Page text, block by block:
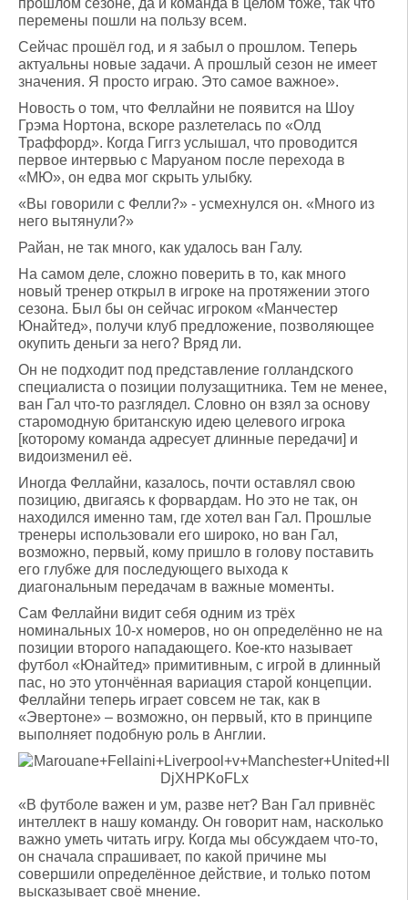
прошлом сезоне, да и команда в целом тоже, так что
перемены пошли на пользу всем.
Сейчас прошёл год, и я забыл о прошлом. Теперь
актуальны новые задачи. А прошлый сезон не имеет
значения. Я просто играю. Это самое важное».
Новость о том, что Феллайни не появится на Шоу
Грэма Нортона, вскоре разлетелась по «Олд
Траффорд». Когда Гиггз услышал, что проводится
первое интервью с Маруаном после перехода в
«МЮ», он едва мог скрыть улыбку.
«Вы говорили с Фелли?» - усмехнулся он. «Много из
него вытянули?»
Райан, не так много, как удалось ван Галу.
На самом деле, сложно поверить в то, как много
новый тренер открыл в игроке на протяжении этого
сезона. Был бы он сейчас игроком «Манчестер
Юнайтед», получи клуб предложение, позволяющее
окупить деньги за него? Вряд ли.
Он не подходит под представление голландского
специалиста о позиции полузащитника. Тем не менее,
ван Гал что-то разглядел. Словно он взял за основу
старомодную британскую идею целевого игрока
[которому команда адресует длинные передачи] и
видоизменил её.
Иногда Феллайни, казалось, почти оставлял свою
позицию, двигаясь к форвардам. Но это не так, он
находился именно там, где хотел ван Гал. Прошлые
тренеры использовали его широко, но ван Гал,
возможно, первый, кому пришло в голову поставить
его глубже для последующего выхода к
диагональным передачам в важные моменты.
Сам Феллайни видит себя одним из трёх
номинальных 10-х номеров, но он определённо не на
позиции второго нападающего. Кое-кто называет
футбол «Юнайтед» примитивным, с игрой в длинный
пас, но это утончённая вариация старой концепции.
Феллайни теперь играет совсем не так, как в
«Эвертоне» – возможно, он первый, кто в принципе
выполняет подобную роль в Англии.
«В футболе важен и ум, разве нет? Ван Гал привнёс
интеллект в нашу команду. Он говорит нам, насколько
важно уметь читать игру. Когда мы обсуждаем что-то,
он сначала спрашивает, по какой причине мы
совершили определённое действие, и только потом
высказывает своё мнение.